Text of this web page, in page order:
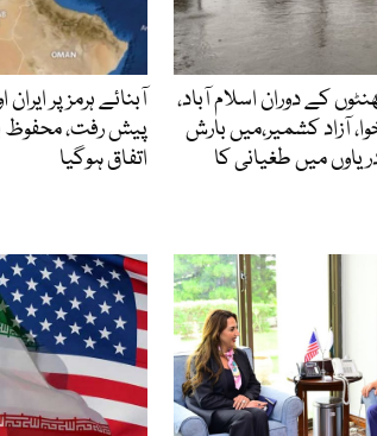
آبنائے ہرمز پر
پیش رفت، محفوظ
اتفاق ہوگیا
48گھنٹوں کے دوران اسلام آباد،
آزاد کشمیر،میں بارش
میں طغیانی کا